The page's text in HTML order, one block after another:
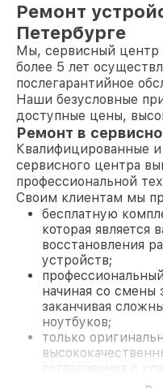
Ремонт
Петербурге
Мы, сервисный центр
более 5 лет
послегарантийное
Наши безусловные
доступные цены,
Ремонт в
Квалифицированные
сервисного центра
профессиональной
Своим клиентам мы
бесплатную
которая
восстановления
устройств;
начиная со смены
заканчивая
ноутбуков;
только
согласования с
На все работы и